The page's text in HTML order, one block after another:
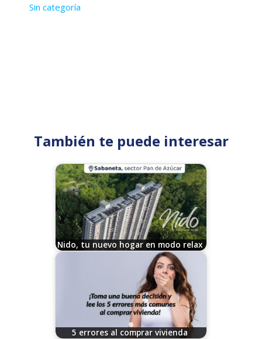
Sin categoría
También te puede interesar
Nido, tu nuevo hogar en modo relax
05/30/2025
5 errores al comprar vivienda